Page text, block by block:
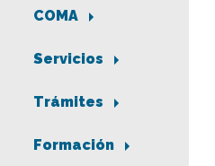
COMA
Servicios
Trámites
Formación